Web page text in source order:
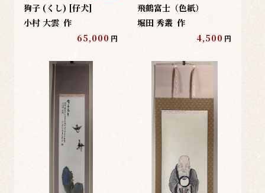
狗子 (くし) [仔犬]
小村 大雲 作
65,000 円
飛鶴富士（色紙）
堀田 秀叢 作
4,500 円